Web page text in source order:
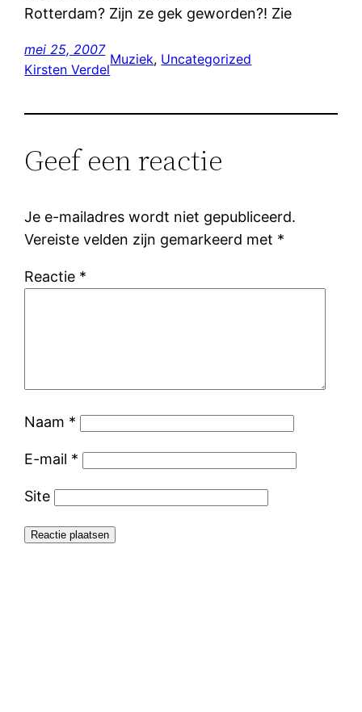
Rotterdam? Zijn ze gek geworden?! Zie
mei 25, 2007
Kirsten Verdel
Muziek, Uncategorized
Geef een reactie
Je e-mailadres wordt niet gepubliceerd.
Vereiste velden zijn gemarkeerd met *
Reactie *
Naam *
E-mail *
Site